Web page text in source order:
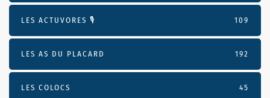
LES ACTUVORES 🎙 109
LES AS DU PLACARD 192
LES COLOCS 45